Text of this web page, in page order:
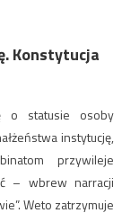
Konstytucja
o statusie osoby
instytucję,
przywileje
– wbrew narracji
Weto zatrzymuje